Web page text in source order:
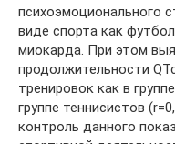
психоэмоционального
виде спорта как
миокарда. При этом
продолжительности
тренировок как в
группе теннисистов
контроль данного